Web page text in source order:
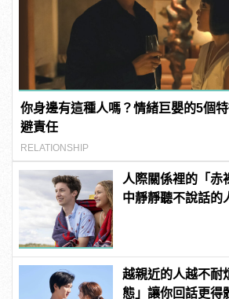
你身邊有這種人嗎？情緒巨嬰的5個
避責任
RELATIONSHIP
人際關係裡的「赤
中靜靜聽不說話的
越親近的人越不耐
態」讓你回話更得